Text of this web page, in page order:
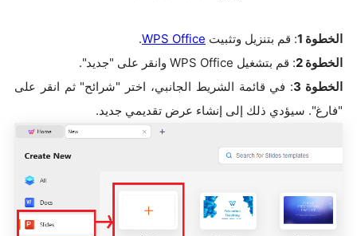
الخطوة 1 : قم بتنزيل وتثبيت WPS Office
.
الخطوة 2
: قم بتشغيل WPS Office وانقر على "جديد".
الخطوة 3
: في قائمة الشريط الجانبي، اختر "شرائح" ثم انقر على
"فارغ". سيؤدي ذلك إلى إنشاء عرض تقديمي جديد.